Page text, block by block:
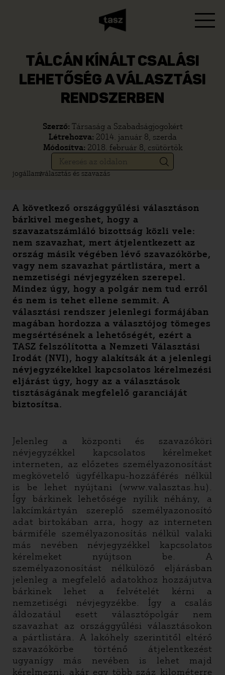
TÁLCÁN KÍNÁLT CSALÁSI
LEHETŐSÉG A VÁLASZTÁSI
RENDSZERBEN
Szerző: Társaság a Szabadságjogokért
Létrehozva: 2014. január 8, szerda
Módosítva: 2018. február 8, csütörtök
jogállamválasztás és szavazás
A következő országgyűlési választáson
bárkivel megeshet, hogy a
szavazatszámláló bizottság közli vele:
nem szavazhat, mert átjelentkezett az
ország másik végében lévő szavazókörbe,
vagy nem szavazhat pártlistára, mert a
nemzetiségi névjegyzéken szerepel.
Mindez úgy, hogy a polgár nem tud erről
és nem is tehet ellene semmit. A
választási rendszer jelenlegi formájában
magában hordozza a választójog tömeges
megsértésének a lehetőségét, ezért a
TASZ felszólította a Nemzeti Választási
Irodát (NVI), hogy alakítsák át a jelenlegi
névjegyzékekkel kapcsolatos kérelmezési
eljárást úgy, hogy az a választások
tisztáságának megfelelő garanciáját
biztosítsa.
Jelenleg a központi és szavazóköri
névjegyzékkel kapcsolatos kérelmeket
interneten, az előzetes személyazonosítást
megkövetelő ügyfélkapu-hozzáférés nélkül
is be lehet nyújtani (www.valasztas.hu).
Így bárkinek lehetősége nyílik néhány, a
lakcímkártyán szereplő személyazonosító
adat birtokában arra, hogy az interneten
bármiféle személyazonosítás nélkül valaki
más nevében névjegyzékkel kapcsolatos
kérelmeket nyújtson be. A
személyazonosítást nélkülöző eljárásban
jelenleg a megfelelő adatokhoz hozzájutva
bárkinek lehet a felvételét kérni a
nemzetiségi névjegyzékbe. Így a csalás
áldozatául esett választópolgár nem
szavazhat az országgyűlési választásokon
a pártlistára. A lakóhely szerintitől eltérő
szavazókörbe történő átjelentkezést
ugyanígy más nevében is lehet majd
kérelmezni, akár egy több száz kilométerre